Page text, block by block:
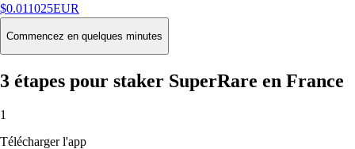
$0.011025EUR
+3.43%24H
Buy
Commencez en quelques minutes
3 étapes pour staker SuperRare en France
1
Télécharger l'app